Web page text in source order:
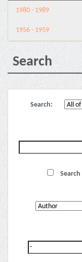
1980 - 1989
1956 - 1959
Search
Search: